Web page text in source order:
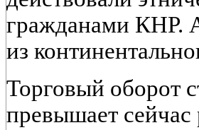
гражданами КНР.
из
Торговый оборот
превышает